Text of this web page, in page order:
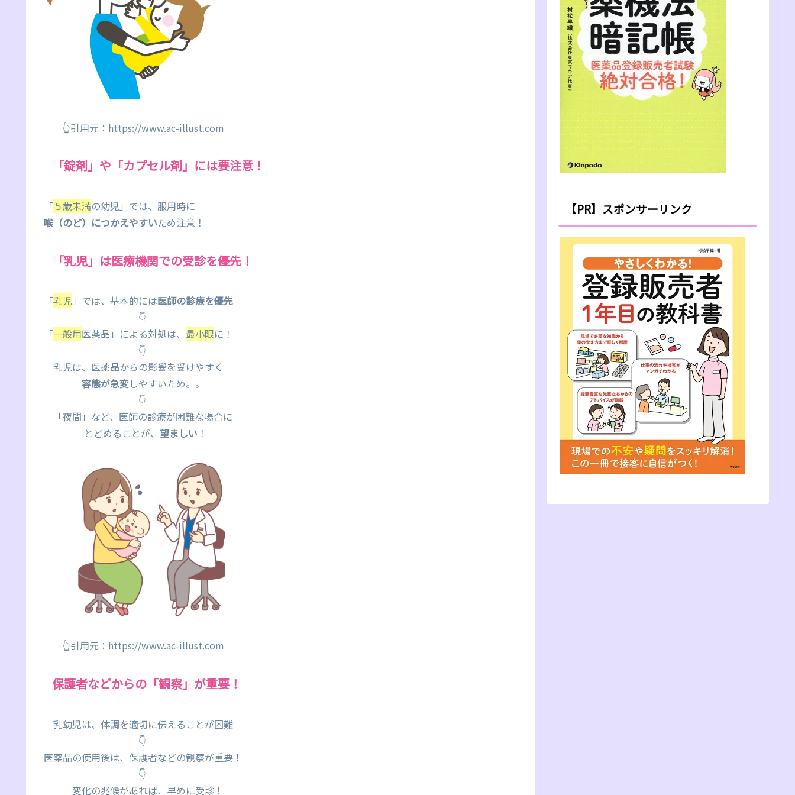
👆引用元：https://www.ac-illust.com
「錠剤」や「カプセル剤」には要注意！
「 ５歳未満の幼児」では、服用時に
喉（のど）につかえやすいため注意！
「乳児」は医療機関での受診を優先！
「乳児 」では、基本的には医師の診療を優先
👇
「一般用医薬品」による対処は、 最小限に！
👇
乳児は、医薬品からの影響を受けやすく
容態が急変しやすいため。。
👇
「夜間」など、医師の診療が困難な場合に
とどめることが、 望ましい ！
👆引用元：https://www.ac-illust.com
保護者などからの「観察」が重要！
乳幼児は、体調を適切に伝えることが困難
👇
医薬品の使用後は、保護者などの観察が重要！
👇
変化の兆候があれば、早めに受診！
【PR】スポンサーリンク